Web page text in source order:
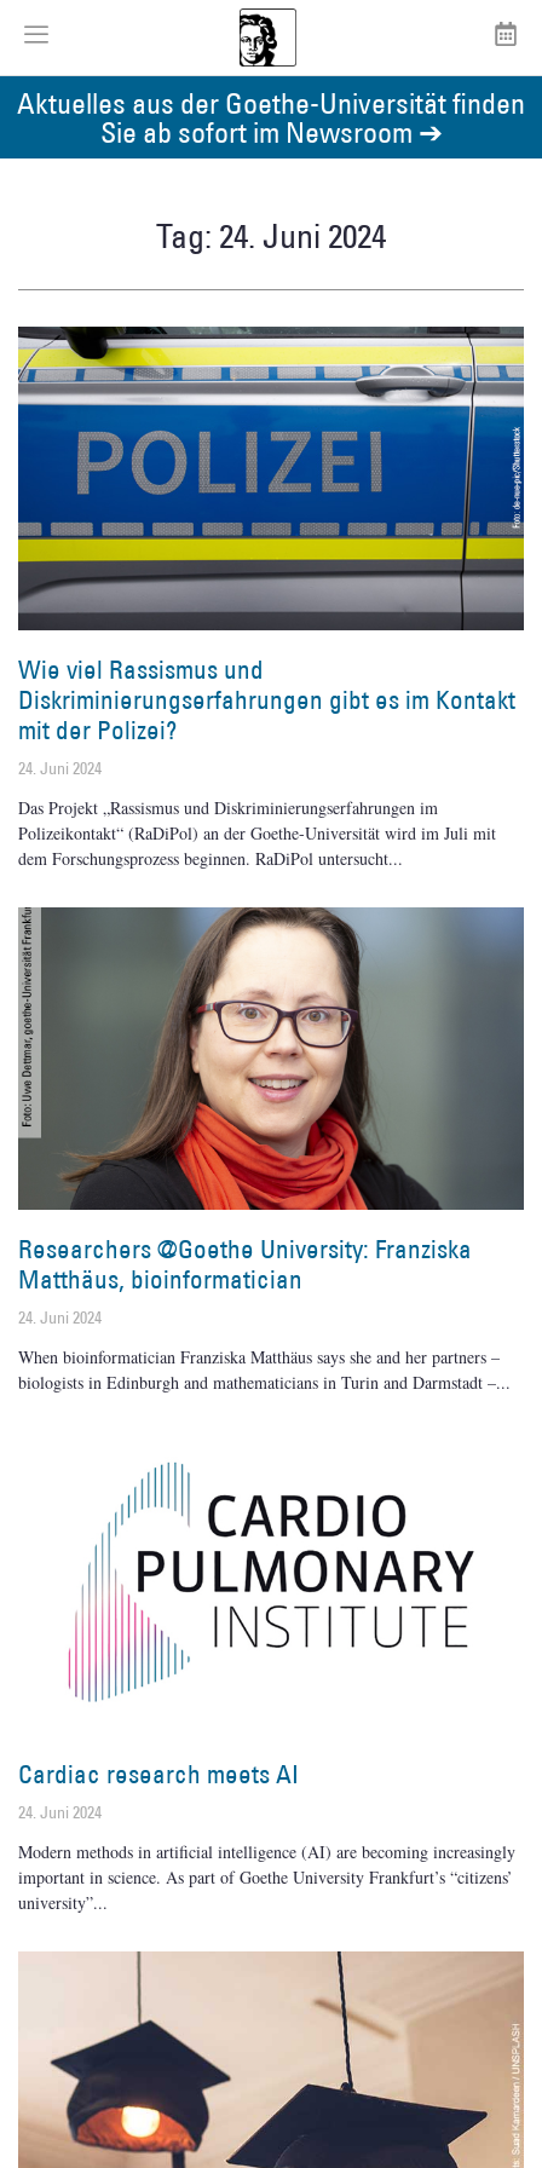
Aktuelles aus der Goethe-Universität finden
Sie ab sofort im Newsroom ➔
Tag: 24. Juni 2024
Wie viel Rassismus und
Diskriminierungserfahrungen gibt es im Kontakt
mit der Polizei?
24. Juni 2024
Das Projekt „Rassismus und Diskriminierungserfahrungen im
Polizeikontakt“ (RaDiPol) an der Goethe-Universität wird im Juli mit
dem Forschungsprozess beginnen. RaDiPol untersucht
Researchers @Goethe University: Franziska
Matthäus, bioinformatician
24. Juni 2024
When bioinformatician Franziska Matthäus says she and her partners –
biologists in Edinburgh and mathematicians in Turin and Darmstadt –
Cardiac research meets AI
24. Juni 2024
Modern methods in artificial intelligence (AI) are becoming increasingly
important in science. As part of Goethe University Frankfurt’s “citizens’
university”